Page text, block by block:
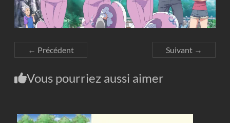
← Précédent Suivant →
Vous pourriez aussi aimer